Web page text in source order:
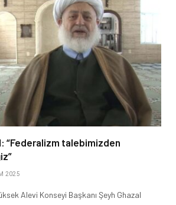
“Federalizm talebimizden
2025
Alevi Konseyi Başkanı Şeyh Ghazal